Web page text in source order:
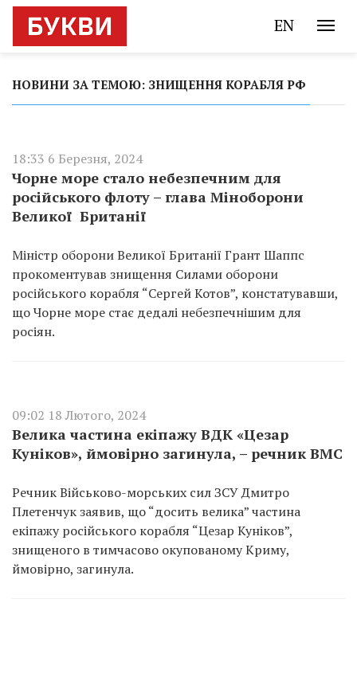
EN
НОВИНИ ЗА ТЕМОЮ: ЗНИЩЕННЯ КОРАБЛЯ РФ
18:33 6 Березня, 2024
Чорне море стало небезпечним для
російського флоту – глава Міноборони
Великої Британії
Міністр оборони Великої Британії Грант Шаппс
прокоментував знищення Силами оборони
російського корабля “Сергей Котов”, констатувавши,
що Чорне море стає дедалі небезпечнішим для
росіян.
09:02 18 Лютого, 2024
Велика частина екіпажу ВДК «Цезар
Куніков», ймовірно загинула, – речник ВМС
Речник Військово-морських сил ЗСУ Дмитро
Плетенчук заявив, що “досить велика” частина
екіпажу російського корабля “Цезар Куніков”,
знищеного в тимчасово окупованому Криму,
ймовірно, загинула.